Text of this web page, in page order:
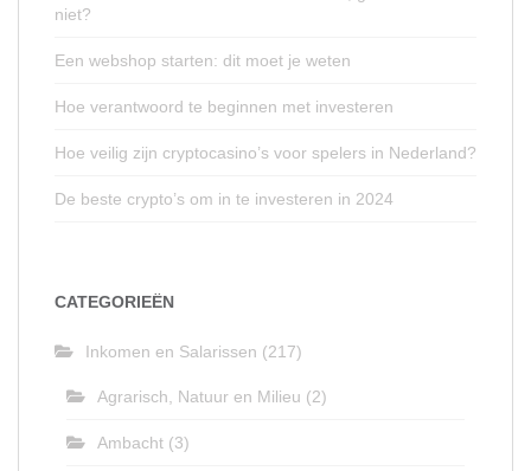
niet?
Een webshop starten: dit moet je weten
Hoe verantwoord te beginnen met investeren
Hoe veilig zijn cryptocasino’s voor spelers in Nederland?
De beste crypto’s om in te investeren in 2024
CATEGORIEËN
Inkomen en Salarissen (217)
Agrarisch, Natuur en Milieu (2)
Ambacht (3)